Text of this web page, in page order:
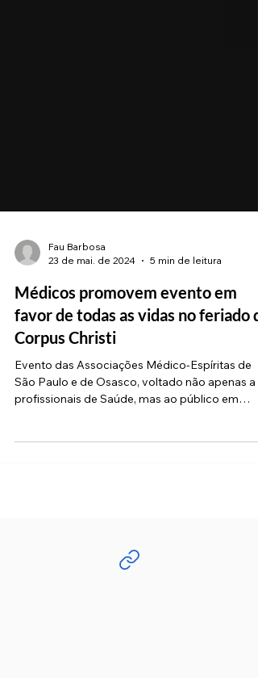
Fau Barbosa
23 de mai. de 2024
5 min de leitura
Médicos promovem evento em
favor de todas as vidas no feriado
Corpus Christi
Evento das Associações Médico-Espíritas de